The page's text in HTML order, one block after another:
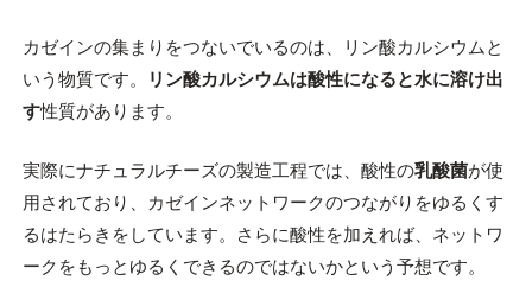
カゼインの集まりをつないでいるのは、リン酸カルシウムと
いう物質です。
リン酸カルシウムは酸性になると水に溶け出
す性質があります。
実際にナチュラルチーズの製造工程では、酸性の乳酸菌が使
用されており、カゼインネットワークのつながりをゆるくす
るはたらきをしています。さらに酸性を加えれば、ネットワ
ークをもっとゆるくできるのではないかという予想です。